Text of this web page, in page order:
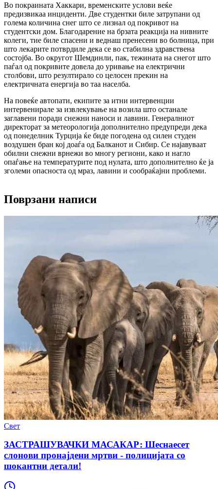
Во покраината Хаккари, временските услови веќе
предизвикаа инциденти. Две студентки биле затрупани од
голема количина снег што се лизнал од покривот на
студентски дом. Благодарение на брзата реакција на нивните
колеги, тие биле спасени и веднаш пренесени во болница, при
што лекарите потврдиле дека се во стабилна здравствена
состојба. Во округот Шемдинли, пак, тежината на снегот што
паѓал од покривите довела до уривање на електрични
столбови, што резултирало со целосен прекин на
електричната енергија во таа населба.
На повеќе автопати, екипите за итни интервенции
интервенирале за извлекување на возила што останале
заглавени поради снежни наноси и лавини. Генералниот
директорат за метеорологија дополнително предупреди дека
од понеделник Турција ќе биде погодена од силен студен
воздушен бран кој доаѓа од Балканот и Сибир. Се најавуваат
обилни снежни врнежи во многу региони, како и нагло
опаѓање на температурите под нулата, што дополнително ќе ја
зголеми опасноста од мраз, лавини и сообраќајни проблеми.
Поврзани написи
Свет
ЗАСТРАШУВАЧКИ МАСАКАР: Шеснаесет
слонови пронајдени мртви - полицијата со
шокантни детали!